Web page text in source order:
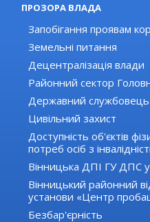
ПРОЗОРА ВЛАДА
Запобігання проявам
Земельні питання
Децентралізація влади
Районний сектор
Державний службовець
Цивільний захист
Доступність об'єктів
потреб осіб з
Вінницька ДПІ ГУ ДПС у
Вінницький районний
установи «Центр
Безбар'єрність